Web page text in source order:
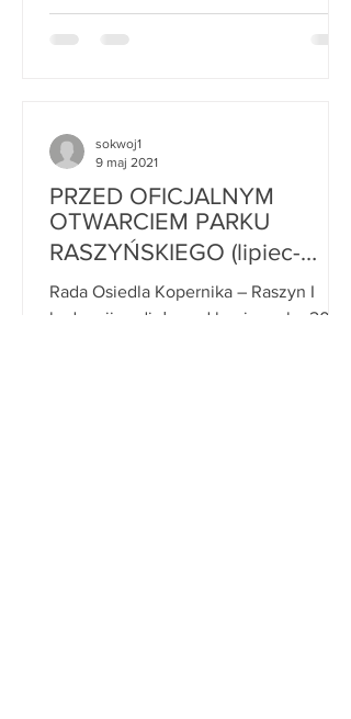
PRZED OFICJALNYM
OTWARCIEM PARKU
RASZYŃSKIEGO (lipiec-
sierpień 2008r.)
Rada Osiedla Kopernika – Raszyn I
kadencji podjęła pod koniec roku 2002
sokwoj1
9 maj 2021